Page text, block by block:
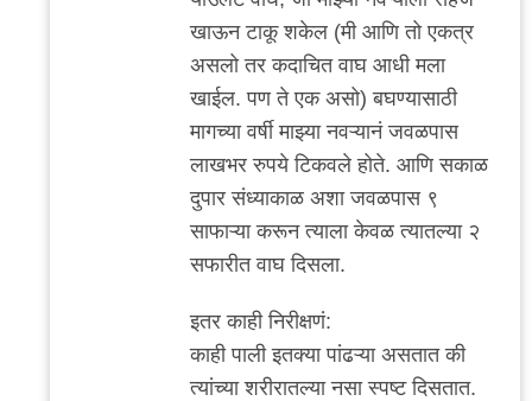
खाऊन टाकू शकेल (मी आणि तो एकत्र
असलो तर कदाचित वाघ आधी मला
खाईल. पण ते एक असो) बघण्यासाठी
मागच्या वर्षी माझ्या नवऱ्यानं जवळपास
लाखभर रुपये टिकवले होते. आणि सकाळ
दुपार संध्याकाळ अशा जवळपास ९
साफाऱ्या करून त्याला केवळ त्यातल्या २
सफारीत वाघ दिसला.
इतर काही निरीक्षणं:
काही पाली इतक्या पांढऱ्या असतात की
त्यांच्या शरीरातल्या नसा स्पष्ट दिसतात.